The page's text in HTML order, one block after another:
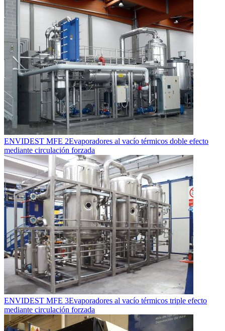
ENVIDEST MFE 2Evaporadores al vacío térmicos doble efecto
mediante circulación forzada
ENVIDEST MFE 3Evaporadores al vacío térmicos triple efecto
mediante circulación forzada